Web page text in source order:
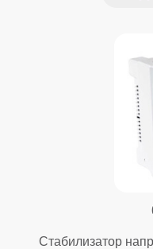
Стабилизатор